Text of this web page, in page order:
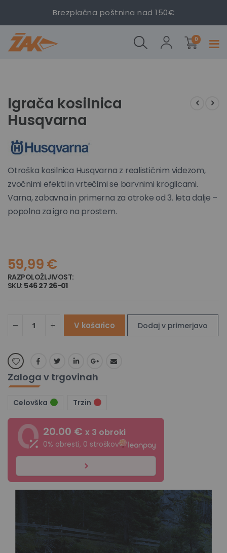
Brezplačna poštnina nad 150€
0izdelki
galerije
slik
Igrača
kosilnica
Igrača
kosilnica
Igrača
kosilnica
galerije
slik
Igrača kosilnica
Husqvarna
Otroška kosilnica Husqvarna z realističnim videzom,
zvočnimi efekti in vrtečimi se barvnimi kroglicami.
Varna, zabavna in primerna za otroke od 3. leta dalje –
popolna za igro na prostem.
59,99 €
RAZPOLOŽLJIVOST:
SKU 546 27 26-01
V košarico Dodaj v primerjavo
Zaloga v trgovinah
Celovška Trzin
20.00 € x 3 obroki
0% obresti, 0 stroškov